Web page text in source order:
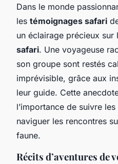
Dans le monde
les témoignages safari
un éclairage précieux sur
safari. Une voyageuse
son groupe sont restés
imprévisible, grâce aux
leur guide. Cette
l’importance de suivre les
naviguer les rencontres
faune.
Récits d’aventures de